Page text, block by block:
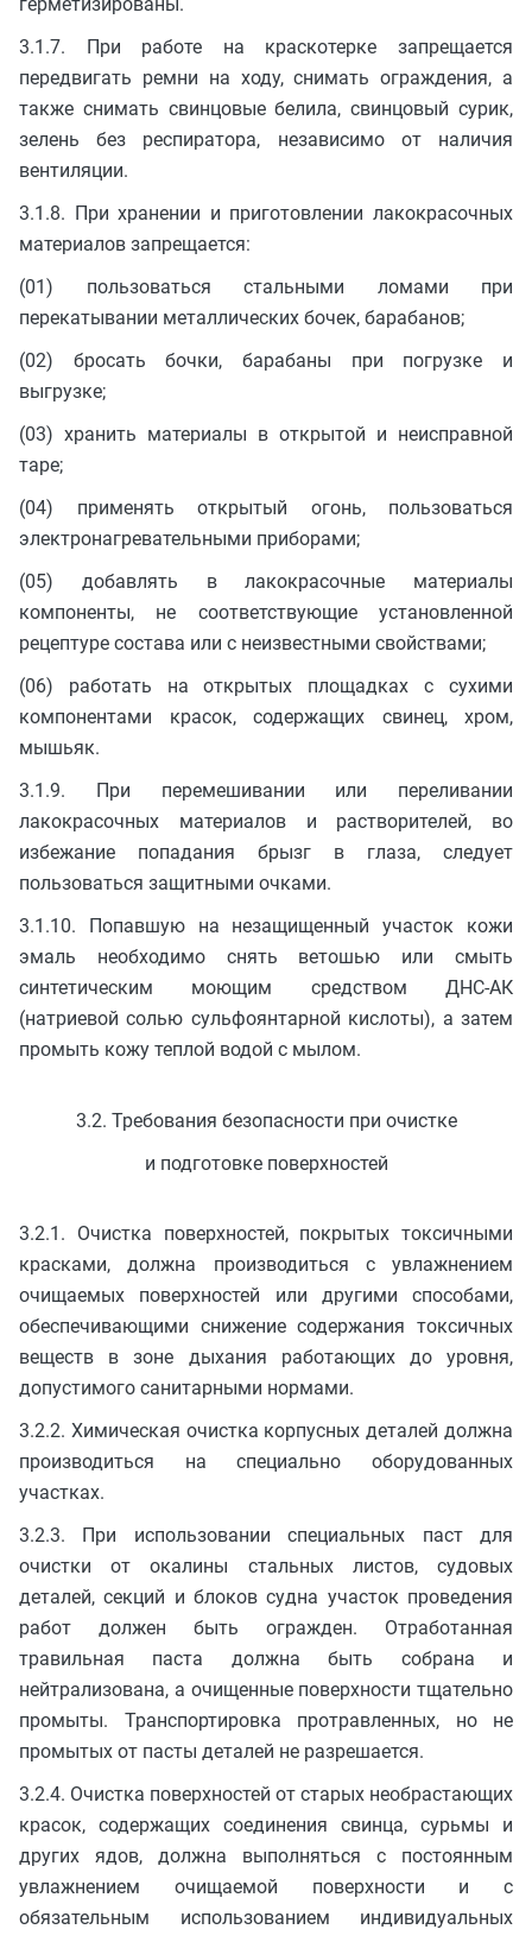
герметизированы.
3.1.7. При работе на краскотерке запрещается
передвигать ремни на ходу, снимать ограждения, а
также снимать свинцовые белила, свинцовый сурик,
зелень без респиратора, независимо от наличия
вентиляции.
3.1.8. При хранении и приготовлении лакокрасочных
материалов запрещается:
(01) пользоваться стальными ломами при
перекатывании металлических бочек, барабанов;
(02) бросать бочки, барабаны при погрузке и
выгрузке;
(03) хранить материалы в открытой и неисправной
таре;
(04) применять открытый огонь, пользоваться
электронагревательными приборами;
(05) добавлять в лакокрасочные материалы
компоненты, не соответствующие установленной
рецептуре состава или с неизвестными свойствами;
(06) работать на открытых площадках с сухими
компонентами красок, содержащих свинец, хром,
мышьяк.
3.1.9. При перемешивании или переливании
лакокрасочных материалов и растворителей, во
избежание попадания брызг в глаза, следует
пользоваться защитными очками.
3.1.10. Попавшую на незащищенный участок кожи
эмаль необходимо снять ветошью или смыть
синтетическим моющим средством ДНС-АК
(натриевой солью сульфоянтарной кислоты), а затем
промыть кожу теплой водой с мылом.
3.2. Требования безопасности при очистке
и подготовке поверхностей
3.2.1. Очистка поверхностей, покрытых токсичными
красками, должна производиться с увлажнением
очищаемых поверхностей или другими способами,
обеспечивающими снижение содержания токсичных
веществ в зоне дыхания работающих до уровня,
допустимого санитарными нормами.
3.2.2. Химическая очистка корпусных деталей должна
производиться на специально оборудованных
участках.
3.2.3. При использовании специальных паст для
очистки от окалины стальных листов, судовых
деталей, секций и блоков судна участок проведения
работ должен быть огражден. Отработанная
травильная паста должна быть собрана и
нейтрализована, а очищенные поверхности тщательно
промыты. Транспортировка протравленных, но не
промытых от пасты деталей не разрешается.
3.2.4. Очистка поверхностей от старых необрастающих
красок, содержащих соединения свинца, сурьмы и
других ядов, должна выполняться с постоянным
увлажнением очищаемой поверхности и с
обязательным использованием индивидуальных